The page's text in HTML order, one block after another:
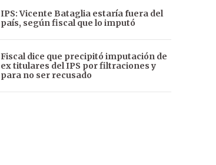
IPS: Vicente Bataglia estaría fuera del
país, según fiscal que lo imputó
Fiscal dice que precipitó imputación de
ex titulares del IPS por filtraciones y
para no ser recusado